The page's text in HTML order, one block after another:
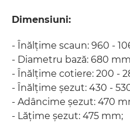
Dimensiuni:
​- Înălțime scaun: 960 -
- Diametru bază: 680
- Înălțime cotiere: 200 -
- Înălțime șezut: 430 -
- Adâncime șezut: 470
- Lățime șezut: 475 mm;